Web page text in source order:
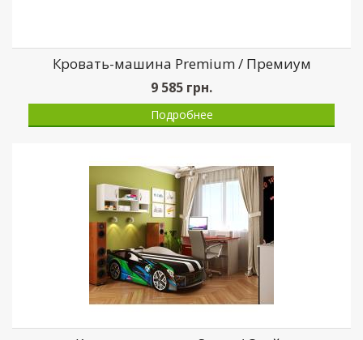
Кровать-машина Premium / Премиум
9 585 грн.
Подробнее